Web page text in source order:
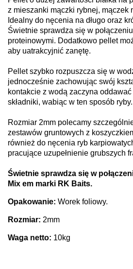
z mieszanki mączki rybnej, mączek
Idealny do nęcenia na długo oraz
Świetnie sprawdza się w
proteinowymi. Dodatkowo pellet
aby uatrakcyjnić zanętę.
Pellet szybko rozpuszcza się w
jednocześnie zachowując swój
kontakcie z wodą zaczyna
składniki, wabiąc w ten sposób ryby.
Rozmiar 2mm polecamy
zestawów gruntowych z
również do nęcenia ryb
pracujące uzupełnienie grubszych
Świetnie sprawdza się w
Mix em marki RK Baits.
Opakowanie: Worek foliowy.
Rozmiar: 2mm
Waga netto: 10kg